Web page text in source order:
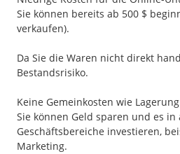
Sie können bereits ab 500 $
verkaufen).
Da Sie die Waren nicht direkt
Bestandsrisiko.
Keine Gemeinkosten wie
Sie können Geld sparen und es in
Geschäftsbereiche investieren,
Marketing.